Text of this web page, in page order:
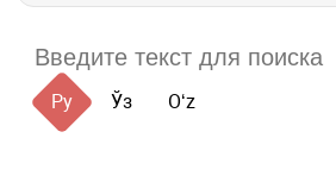
Ру Ўз Oʻz